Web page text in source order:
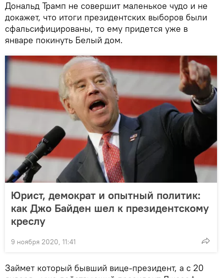
Дональд Трамп не совершит маленькое чудо и не
докажет, что итоги президентских выборов были
сфальсифицированы, то ему придется уже в
январе покинуть Белый дом.
Юрист, демократ и опытный политик:
как Джо Байден шел к президентскому
креслу
9 ноября 2020, 11:41
Займет который бывший вице-президент, а с 20